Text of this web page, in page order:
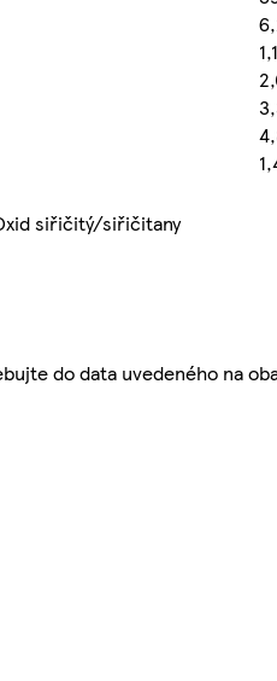
siřičitý/siřičitany
do data uvedeného na